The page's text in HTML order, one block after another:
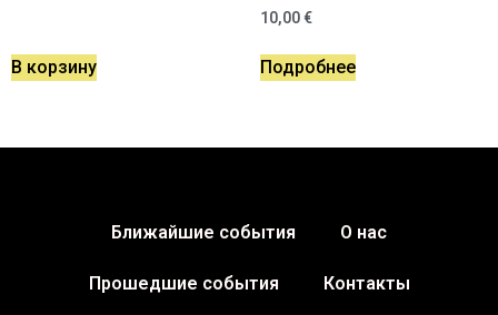
В корзину
10,00€
Подробнее
Ближайшие события О нас
Прошедшие события Контакты